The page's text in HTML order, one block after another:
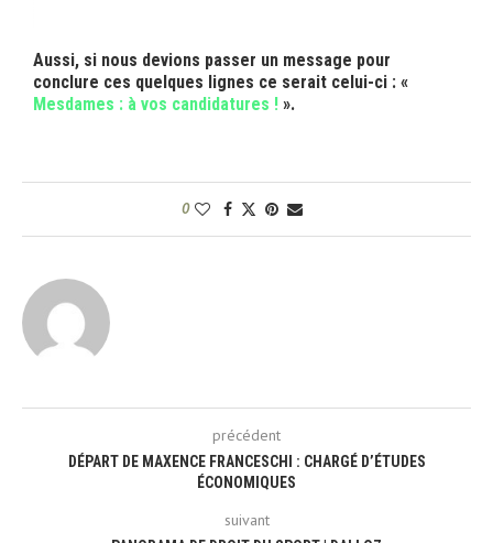
Aussi, si nous devions passer un message pour
conclure ces quelques lignes ce serait celui-ci : «
Mesdames : à vos candidatures ! ».
0
précédent
DÉPART DE MAXENCE FRANCESCHI : CHARGÉ D’ÉTUDES
ÉCONOMIQUES
suivant